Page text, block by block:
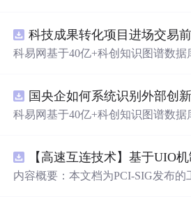
科易网基于40亿+科创知识图谱数
新领域的AI+数智化解决方案，推动
智能化发展。
科易网基于40亿+科创知识图谱数
新领域的AI+数智化解决方案，推
智能化发展。
内容概要：本文档为PCI-SIG发布的